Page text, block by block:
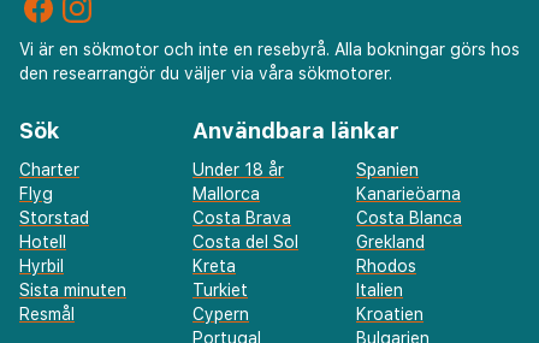
Vi är en sökmotor och inte en resebyrå. Alla bokningar görs hos
den researrangör du väljer via våra sökmotorer.
Sök
Charter
Flyg
Storstad
Hotell
Hyrbil
Sista minuten
Resmål
Användbara länkar
Under 18 år
Spanien
Mallorca
Kanarieöarna
Costa Brava
Costa Blanca
Costa del Sol
Grekland
Kreta
Rhodos
Turkiet
Italien
Cypern
Kroatien
Portugal
Bulgarien